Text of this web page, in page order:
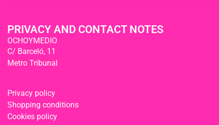
PRIVACY AND CONTACT NOTES
OCHOYMEDIO
C/ Barceló, 11
Metro Tribunal
Privacy policy
Shopping conditions
Cookies policy